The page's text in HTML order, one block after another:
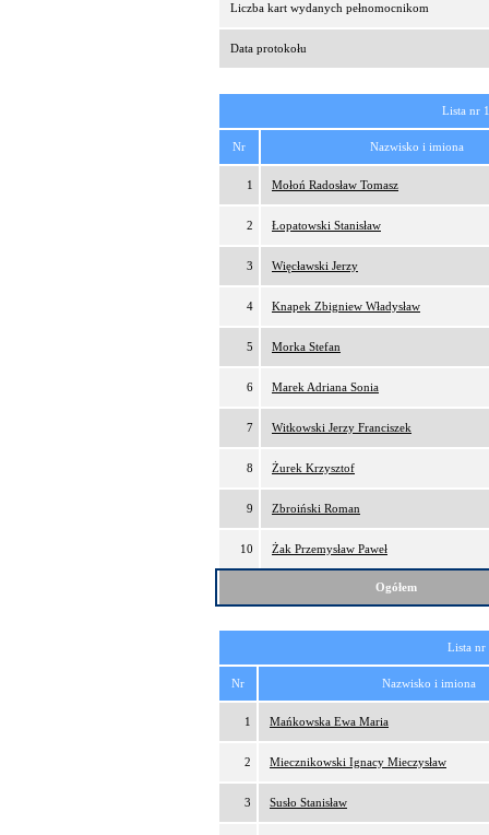
Liczba kart wydanych pełnomocnikom
Data protokołu
Lista nr
Nr Nazwisko i imiona
1 Mołoń Radosław Tomasz
2 Łopatowski Stanisław
3 Więcławski Jerzy
4 Knapek Zbigniew Władysław
5 Morka Stefan
6 Marek Adriana Sonia
7 Witkowski Jerzy Franciszek
8 Żurek Krzysztof
9 Zbroiński Roman
10 Żak Przemysław Paweł
Ogółem
Lista
Nr Nazwisko i imiona
1 Mańkowska Ewa Maria
2 Miecznikowski Ignacy Mieczysław
3 Susło Stanisław